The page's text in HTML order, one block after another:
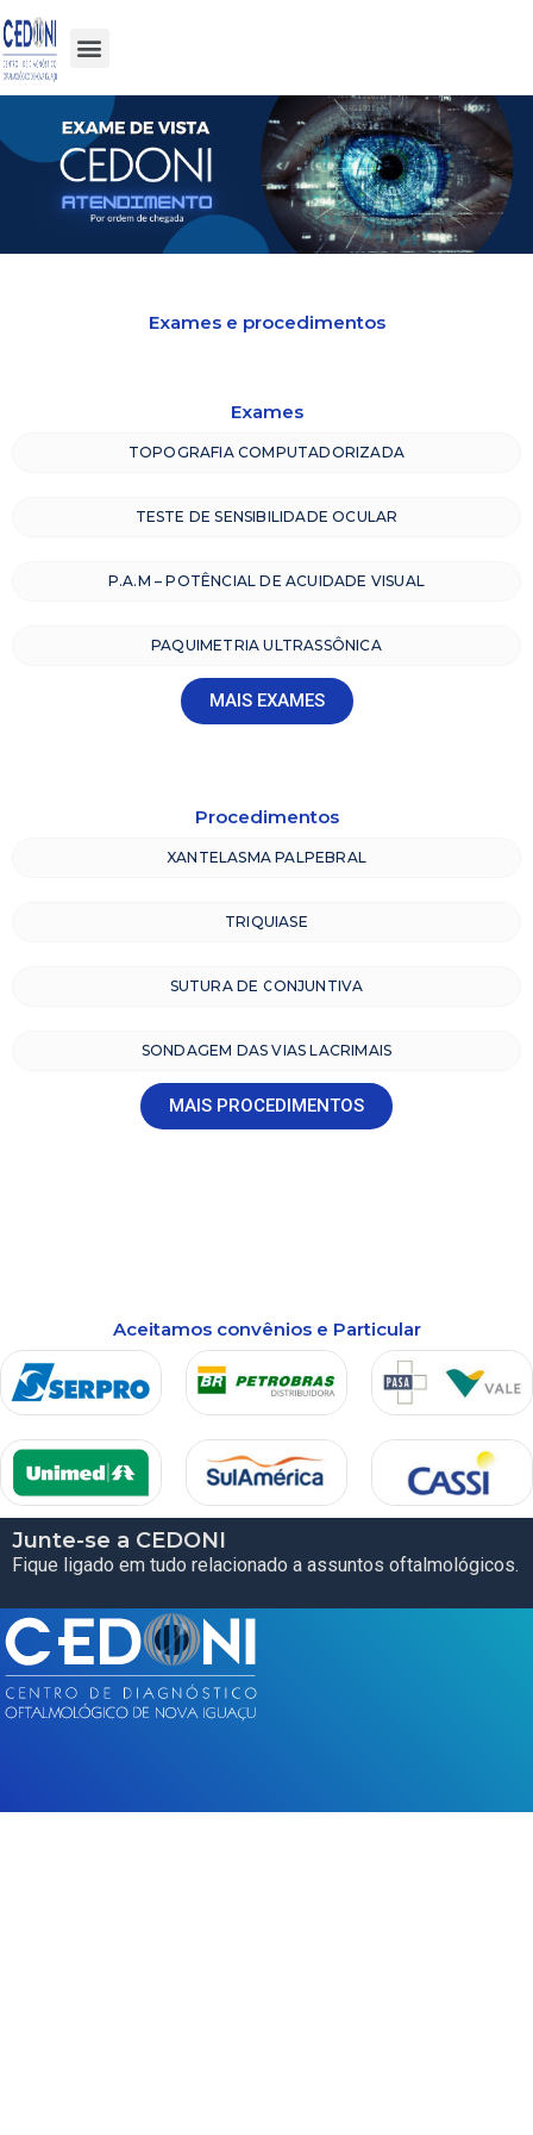
Exames e procedimentos
Exames
TOPOGRAFIA COMPUTADORIZADA
TESTE DE SENSIBILIDADE OCULAR
P.A.M – POTÊNCIAL DE ACUIDADE VISUAL
PAQUIMETRIA ULTRASSÔNICA
MAIS EXAMES
Procedimentos
XANTELASMA PALPEBRAL
TRIQUIASE
SUTURA DE CONJUNTIVA
SONDAGEM DAS VIAS LACRIMAIS
MAIS PROCEDIMENTOS
Aceitamos convênios e Particular
Junte-se a CEDONI
Fique ligado em tudo relacionado a assuntos oftalmológicos.